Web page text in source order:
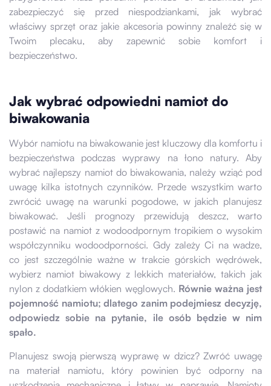
zabezpieczyć się przed niespodziankami, jak wybrać
właściwy sprzęt oraz jakie akcesoria powinny znaleźć się w
Twoim plecaku, aby zapewnić sobie komfort i
bezpieczeństwo.
Jak wybrać odpowiedni namiot do
biwakowania
Wybór namiotu na biwakowanie jest kluczowy dla komfortu i
bezpieczeństwa podczas wyprawy na łono natury. Aby
wybrać najlepszy namiot do biwakowania, należy wziąć pod
uwagę kilka istotnych czynników. Przede wszystkim warto
zwrócić uwagę na warunki pogodowe, w jakich planujesz
biwakować. Jeśli prognozy przewidują deszcz, warto
postawić na namiot z wodoodpornym tropikiem o wysokim
współczynniku wodoodporności. Gdy zależy Ci na wadze,
co jest szczególnie ważne w trakcie górskich wędrówek,
wybierz namiot biwakowy z lekkich materiałów, takich jak
nylon z dodatkiem włókien węglowych. Równie ważna jest
pojemność namiotu; dlatego zanim podejmiesz decyzję,
odpowiedz sobie na pytanie, ile osób będzie w nim
spało.
Planujesz swoją pierwszą wyprawę w dzicz? Zwróć uwagę
na materiał namiotu, który powinien być odporny na